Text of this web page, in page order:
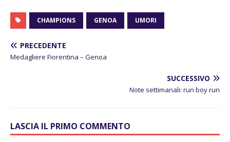
CHAMPIONS GENOA UMORI
PRECEDENTE
Medagliere Fiorentina – Genoa
SUCCESSIVO
Note settimanali: run boy run
LASCIA IL PRIMO COMMENTO